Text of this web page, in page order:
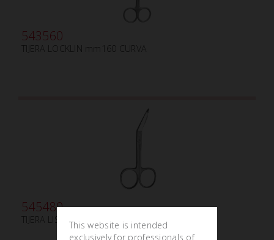
543560
TIJERA LOCKLIN mm160 CURVA
545480
TIJERA LISTER mm140This website is intended
exclusively for professionals of